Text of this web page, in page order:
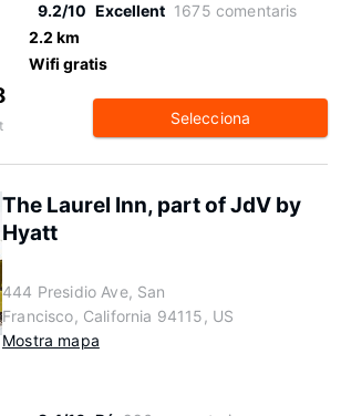
9.2/10 Excellent 1675 comentaris
2.2 km
Wifi gratis
Selecciona
The Laurel Inn, part of JdV by
Hyatt
444 Presidio Ave, San
Francisco, California 94115, US
Mostra mapa